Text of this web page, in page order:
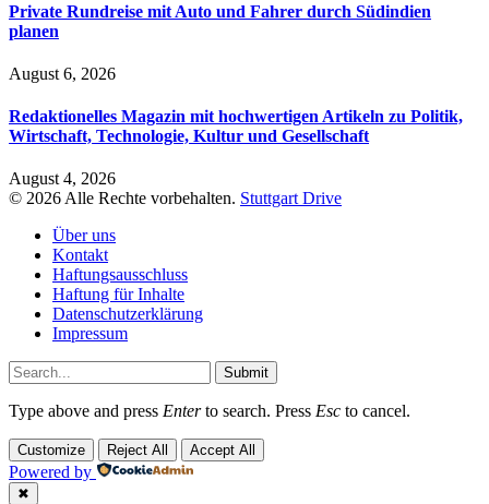
Private Rundreise mit Auto und Fahrer durch Südindien
planen
August 6, 2026
Redaktionelles Magazin mit hochwertigen Artikeln zu Politik,
Wirtschaft, Technologie, Kultur und Gesellschaft
August 4, 2026
© 2026 Alle Rechte vorbehalten. Stuttgart Drive
Über uns
Kontakt
Haftungsausschluss
Haftung für Inhalte
Datenschutzerklärung
Impressum
Submit
Type above and press Enterto search. Press Esc to cancel.
Customize Reject All Accept All
Powered by
✖